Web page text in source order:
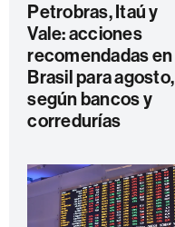
Petrobras, Itaú y
Vale: acciones
recomendadas en
Brasil para agosto,
según bancos y
corredurías